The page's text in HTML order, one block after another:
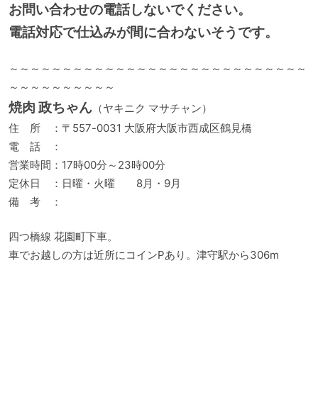
お問い合わせの電話しないでください。
電話対応で仕込みが間に合わないそうです。
～～～～～～～～～～～～～～～～～～～～～～～～～～～～
～～～～～～～～～～
焼肉 政ちゃん（ヤキニク マサチャン）
住 所 ：〒557-0031 大阪府大阪市西成区鶴見橋
電 話 ：
営業時間：17時00分～23時00分
定休日 ：日曜・火曜 8月・9月
備 考 ：
四つ橋線 花園町下車。
車でお越しの方は近所にコインPあり。津守駅から306m